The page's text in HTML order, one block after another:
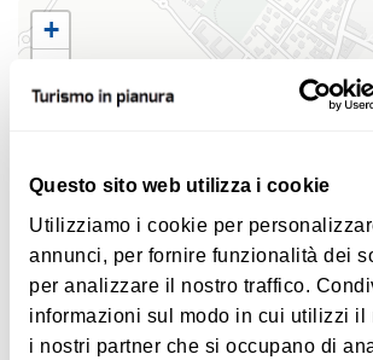
Questo sito web utilizza i cookie
Utilizziamo i cookie per
annunci, per fornire funzionalità dei
per analizzare il nostro traffico.
informazioni sul modo in cui utilizzi il
i nostri partner che si occupano di
+
Leaflet |©